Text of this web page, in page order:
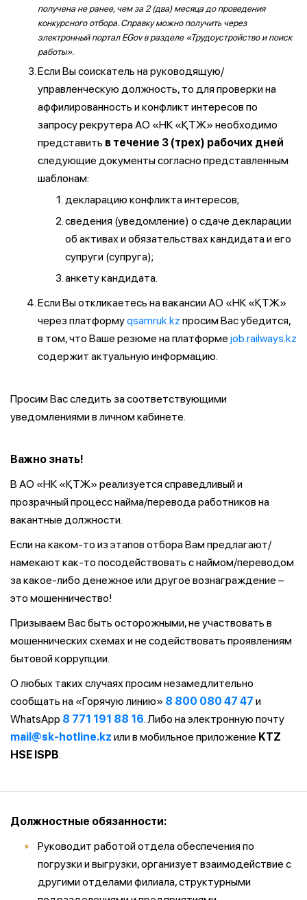
получена не ранее, чем за 2 (два) месяца до проведения
конкурсного отбора. Справку можно получить через
электронный портал EGov в разделе «Трудоустройство и поиск
работы».
Если Вы соискатель на руководящую/
управленческую должность, то для проверки на
аффилированность и конфликт интересов по
запросу рекрутера АО «НК «ҚТЖ» необходимо
представить в течение 3 (трех) рабочих дней
следующие документы согласно представленным
шаблонам:
декларацию конфликта интересов;
сведения (уведомление) о сдаче декларации
об активах и обязательствах кандидата и его
супруги (супруга);
анкету кандидата.
Если Вы откликаетесь на вакансии АО «НК «ҚТЖ»
через платформуqsamruk.kz просим Вас убедится,
в том, что Ваше резюме на платформе job.railways.kz
содержит актуальную информацию.
Просим Вас следить за соответствующими
уведомлениями в личном кабинете.
Важно знать!
В АО «НК «ҚТЖ» реализуется справедливый и
прозрачный процесс найма/перевода работников на
вакантные должности.
Если на каком-то из этапов отбора Вам предлагают/
намекают как-то посодействовать с наймом/переводом
за какое-либо денежное или другое вознаграждение –
это мошенничество!
Призываем Вас быть осторожными, не участвовать в
мошеннических схемах и не содействовать проявлениям
бытовой коррупции.
О любых таких случаях просим незамедлительно
сообщать на «Горячую линию» 8 800 080 47 47 и
WhatsApp 8 771 191 88 16. Либо на электронную почту
mail@sk-hotline.kz или в мобильное приложение KTZ
HSE ISPB.
Должностные обязанности:
Руководит работой отдела обеспечения по
погрузки и выгрузки, организует взаимодействие с
другими отделами филиала, структурными